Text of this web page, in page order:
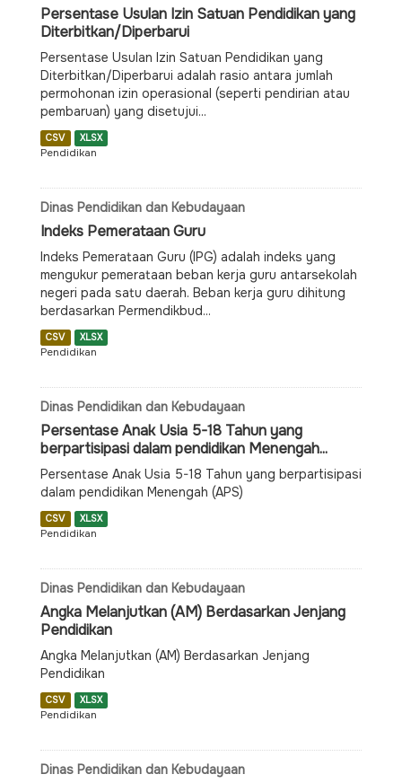
Persentase Usulan Izin Satuan Pendidikan yang
Diterbitkan/Diperbarui
Persentase Usulan Izin Satuan Pendidikan yang
Diterbitkan/Diperbarui adalah rasio antara jumlah
permohonan izin operasional (seperti pendirian atau
pembaruan) yang disetujui...
CSV XLSX
Pendidikan
Dinas Pendidikan dan Kebudayaan
Indeks Pemerataan Guru
Indeks Pemerataan Guru (IPG) adalah indeks yang
mengukur pemerataan beban kerja guru antarsekolah
negeri pada satu daerah. Beban kerja guru dihitung
berdasarkan Permendikbud...
CSV XLSX
Pendidikan
Dinas Pendidikan dan Kebudayaan
Persentase Anak Usia 5-18 Tahun yang
berpartisipasi dalam pendidikan Menengah...
Persentase Anak Usia 5-18 Tahun yang berpartisipasi
dalam pendidikan Menengah (APS)
CSV XLSX
Pendidikan
Dinas Pendidikan dan Kebudayaan
Angka Melanjutkan (AM) Berdasarkan Jenjang
Pendidikan
Angka Melanjutkan (AM) Berdasarkan Jenjang
Pendidikan
CSV XLSX
Pendidikan
Dinas Pendidikan dan Kebudayaan